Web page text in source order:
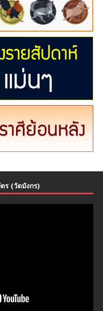
ร (วัดมังกร)